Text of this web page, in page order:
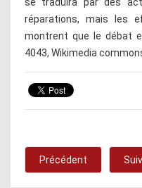
réparations, mais les
montrent que le débat
4043, Wikimedia
Précédent